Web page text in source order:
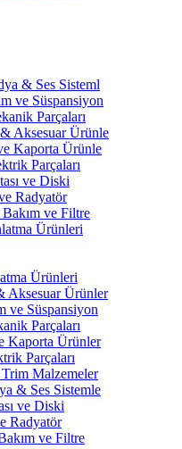
& Ses Sisteml
ve Süspansiyon
Parçaları
Aksesuar Ürünle
Kaporta Ürünle
Parçaları
ve Diski
Radyatör
ve Filtre
Ürünleri
Ürünleri
Aksesuar Ürünler
ve Süspansiyon
Parçaları
Kaporta Ürünler
Parçaları
Malzemeler
& Ses Sistemle
ve Diski
Radyatör
ve Filtre